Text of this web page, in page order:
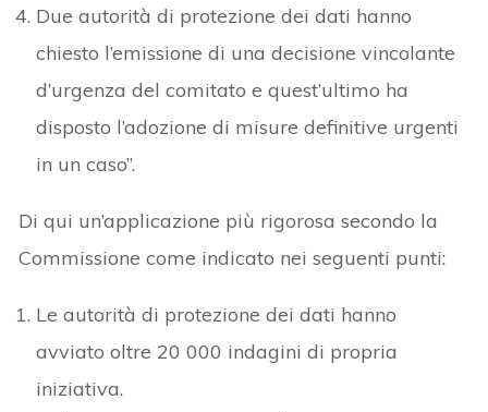
Due autorità di protezione dei dati hanno
chiesto l’emissione di una decisione vincolante
d’urgenza del comitato e quest’ultimo ha
disposto l’adozione di misure definitive urgenti
in un caso”.
Di qui un’applicazione più rigorosa secondo la
Commissione come indicato nei seguenti punti:
Le autorità di protezione dei dati hanno
avviato oltre 20 000 indagini di propria
iniziativa.